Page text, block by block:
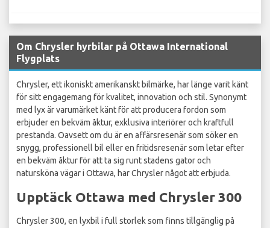
Om Chrysler hyrbilar på Ottawa International
Flygplats
Chrysler, ett ikoniskt amerikanskt bilmärke, har länge varit känt
för sitt engagemang för kvalitet, innovation och stil. Synonymt
med lyx är varumärket känt för att producera fordon som
erbjuder en bekväm åktur, exklusiva interiörer och kraftfull
prestanda. Oavsett om du är en affärsresenär som söker en
snygg, professionell bil eller en fritidsresenär som letar efter
en bekväm åktur för att ta sig runt stadens gator och
natursköna vägar i Ottawa, har Chrysler något att erbjuda.
Upptäck Ottawa med Chrysler 300
Chrysler 300, en lyxbil i full storlek som finns tillgänglig på